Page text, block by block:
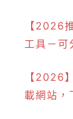
【2026
工具－可
【2026
載網站，